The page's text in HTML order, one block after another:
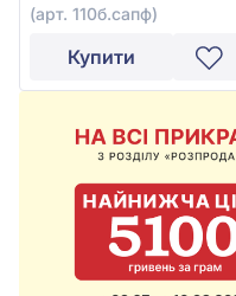
(арт. 110б.сапф)
Купити